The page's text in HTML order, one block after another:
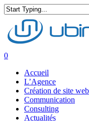
Skip
to
main
content
Search
0
Accueil
L’Agence
Création de site web
Communication
Consulting
Actualités